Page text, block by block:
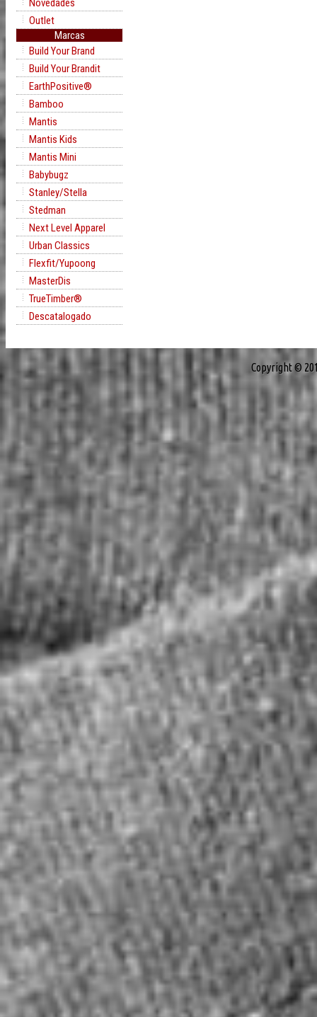
Novedades
Outlet
Marcas
Build Your Brand
Build Your Brandit
EarthPositive®
Bamboo
Mantis
Mantis Kids
Mantis Mini
Babybugz
Stanley/Stella
Stedman
Next Level Apparel
Urban Classics
Flexfit/Yupoong
MasterDis
TrueTimber®
Descatalogado
Copyright ©